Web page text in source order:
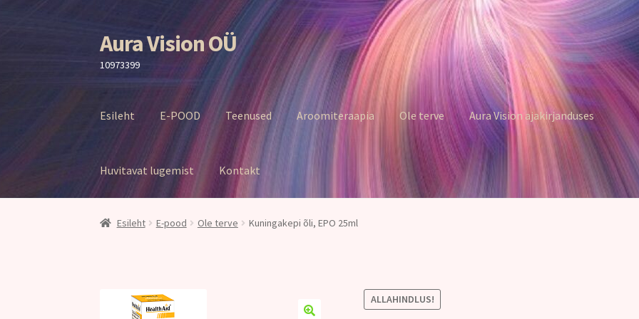
Liigu
navigeerimisele
Liigu
sisu
juurde
Aura Vision OÜ
10973399
Esileht E-POOD Teenused Aroomiteraapia Ole terve Aura Vision ajakirjanduses
Huvitavat lugemist Kontakt
Esileht E-pood Ole terve Kuningakepi õli, EPO 25ml
ALLAHINDLUS!